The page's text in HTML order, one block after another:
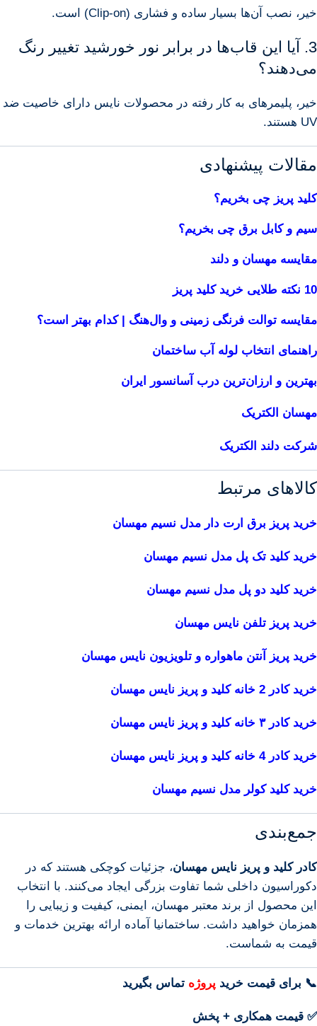
خیر، نصب آن‌ها بسیار ساده و فشاری (Clip-on) است.
3. آیا این قاب‌ها در برابر نور خورشید تغییر رنگ
می‌دهند؟
خیر، پلیمرهای به کار رفته در محصولات نایس دارای خاصیت ضد
UV هستند.
مقالات پیشنهادی
کلید پریز چی بخریم؟
سیم و کابل برق چی بخریم؟
مقایسه مهسان و دلند
10 نکته طلایی خرید کلید پریز
مقایسه توالت فرنگی زمینی و وال‌هنگ | کدام بهتر است؟
راهنمای انتخاب لوله آب ساختمان
بهترین و ارزان‌ترین درب آسانسور ایران
مهسان الکتریک
شرکت دلند الکتریک
کالاهای مرتبط
خرید پریز برق ارت دار مدل نسیم مهسان
خرید کلید تک پل مدل نسیم مهسان
خرید کلید دو پل مدل نسیم مهسان
خرید پریز تلفن نایس مهسان
خرید پریز آنتن ماهواره و تلویزیون نایس مهسان
خرید کادر 2 خانه کلید و پریز نایس مهسان
خرید کادر ۳ خانه کلید و پریز نایس مهسان
خرید کادر 4 خانه کلید و پریز نایس مهسان
خرید کلید کولر مدل نسیم مهسان
جمع‌بندی
کادر کلید و پریز نایس مهسان، جزئیات کوچکی هستند که در
دکوراسیون داخلی شما تفاوت بزرگی ایجاد می‌کنند. با انتخاب
این محصول از برند معتبر مهسان، ایمنی، کیفیت و زیبایی را
همزمان خواهید داشت. ساختمانیا آماده ارائه بهترین خدمات و
قیمت به شماست.
📞 برای قیمت خرید پروژه تماس بگیرید
✅ قیمت همکاری + پخش